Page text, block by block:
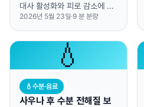
대사 활성화와 피로 감소에 가
장 효과적입니다.
2026년 5월 23일·9 분 분량
💧
💧 수분·음료
사우나 후 수분 전해질 보